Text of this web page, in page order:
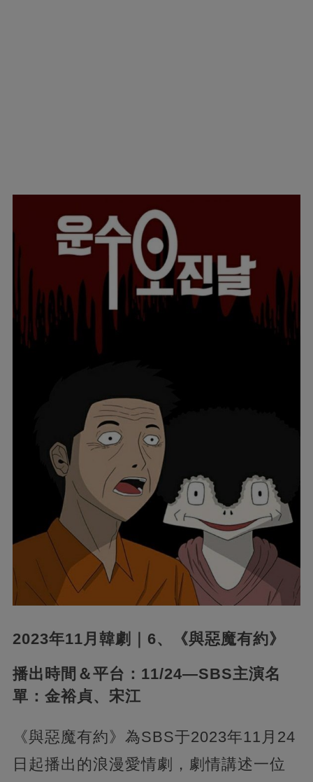
2023年11月韓劇｜6、《與惡魔有約》
播出時間＆平台：11/24—SBS主演名
單：金裕貞、宋江
《與惡魔有約》為SBS于2023年11月24
日起播出的浪漫愛情劇，劇情講述一位